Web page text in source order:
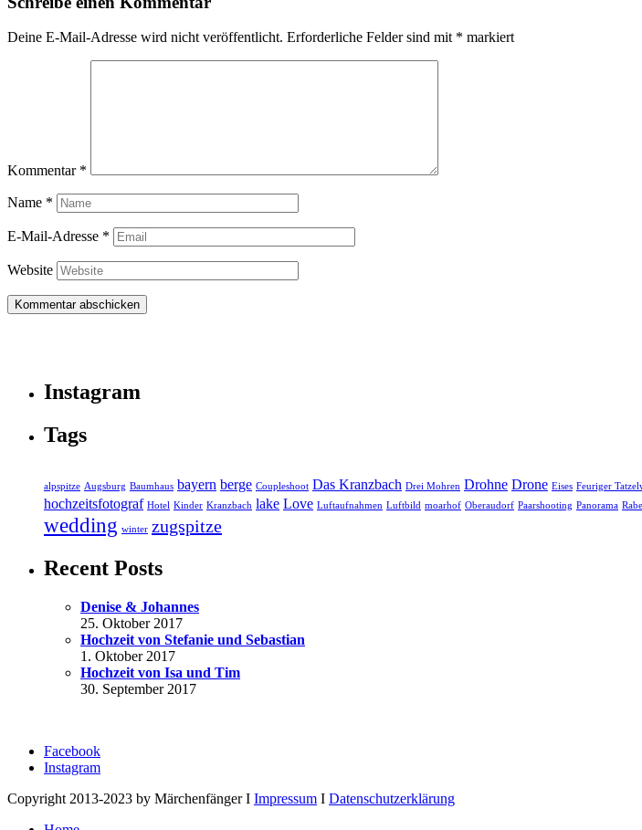
Deine E-Mail-Adresse wird nicht veröffentlicht. Erforderliche Felder sind mit * markiert
Kommentar *
Name *
E-Mail-Adresse *
Website
Instagram
Tags
alpspitze Augsburg Baumhaus bayern berge Coupleshoot Das Kranzbach Drei Mohren Drohne Drone Eises Feuriger
hochzeitsfotograf Hotel Kinder Kranzbach lake Love Luftaufnahmen Luftbild moarhof Oberaudorf Paarshooting Panorama
wedding winter zugspitze
Recent Posts
Denise & Johannes
25. Oktober 2017
Hochzeit von Stefanie und Sebastian
1. Oktober 2017
Hochzeit von Isa und Tim
30. September 2017
Facebook
Instagram
Copyright 2013-2023 by Märchenfänger I Impressum I Datenschutzerklärung